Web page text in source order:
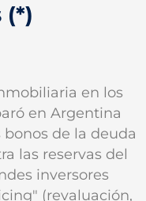
(*)
en los
en Argentina
de la deuda
las reservas del
inversores
(revaluación,